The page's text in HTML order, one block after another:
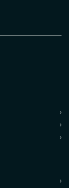
›
›
›
›